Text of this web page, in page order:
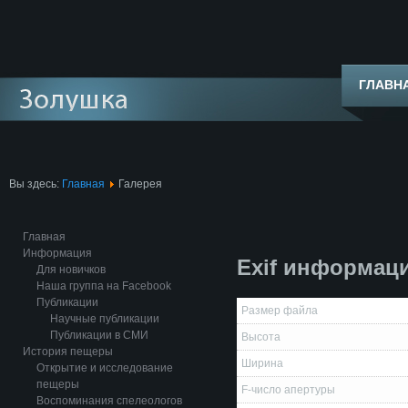
Вы здесь: Главная Галерея
Главная
Информация
Для новичков
Наша группа на Facebook
Публикации
Научные публикации
Публикации в СМИ
История пещеры
Открытие и исследование
пещеры
Воспоминания спелеологов
Exif
Размер файла
Высота
Ширина
F-число апертуры